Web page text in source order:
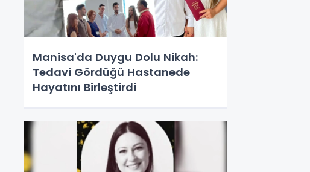
Manisa'da Duygu Dolu Nikah:
Tedavi Gördüğü Hastanede
Hayatını Birleştirdi